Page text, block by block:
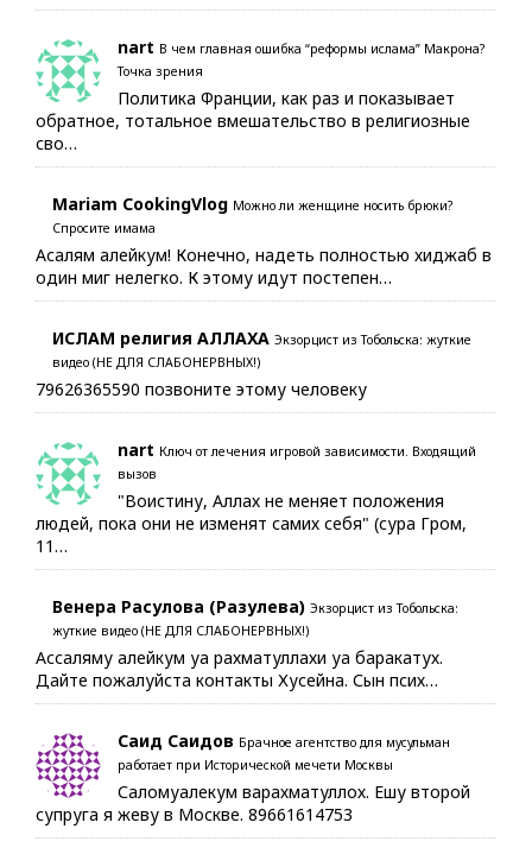
nart В чем главная ошибка “реформы ислама” Макрона?
Точка зрения
Политика Франции, как раз и показывает
обратное, тотальное вмешательство в религиозные
сво…
Mariam CookingVlog Можно ли женщине носить брюки?
Спросите имама
Асалям алейкум! Конечно, надеть полностью хиджаб в
один миг нелегко. К этому идут постепен…
ИСЛАМ религия АЛЛАХА Экзорцист из Тобольска: жуткие
видео (НЕ ДЛЯ СЛАБОНЕРВНЫХ!)
79626365590 позвоните этому человеку
nart Ключ от лечения игровой зависимости. Входящий
вызов
"Воистину, Аллах не меняет положения
людей, пока они не изменят самих себя" (сура Гром,
11…
Венера Расулова (Разулева) Экзорцист из Тобольска:
жуткие видео (НЕ ДЛЯ СЛАБОНЕРВНЫХ!)
Ассаляму алейкум уа рахматуллахи уа баракатух.
Дайте пожалуйста контакты Хусейна. Сын псих…
Саид Саидов Брачное агентство для мусульман
работает при Исторической мечети Москвы
Саломуалекум варахматуллох. Ешу второй
супруга я жеву в Москве. 89661614753